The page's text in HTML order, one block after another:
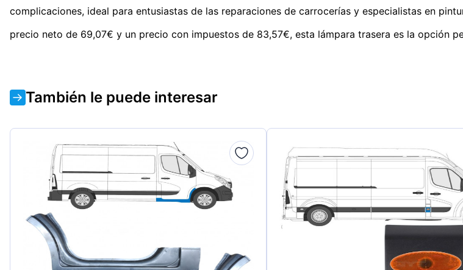
complicaciones, ideal para entusiastas de las reparaciones de carrocerías y especialistas en
precio neto de 69,07€ y un precio con impuestos de 83,57€, esta lámpara trasera es la opción
También le puede interesar